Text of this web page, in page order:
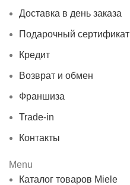
Доставка в день заказа
Подарочный сертификат
Кредит
Возврат и обмен
Франшиза
Trade-in
Контакты
Menu
Каталог товаров Miele